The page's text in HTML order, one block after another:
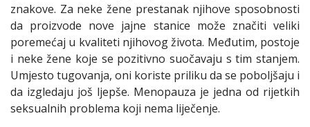
znakove. Za neke žene prestanak njihove sposobnosti
da proizvode nove jajne stanice može značiti veliki
poremećaj u kvaliteti njihovog života. Međutim, postoje
i neke žene koje se pozitivno suočavaju s tim stanjem.
Umjesto tugovanja, oni koriste priliku da se poboljšaju i
da izgledaju još ljepše. Menopauza je jedna od rijetkih
seksualnih problema koji nema liječenje.